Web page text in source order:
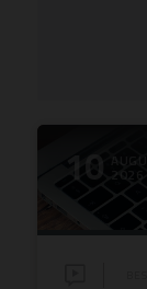
10 2026